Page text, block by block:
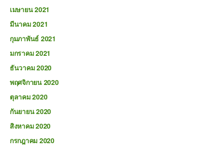
เมษายน 2021
มีนาคม 2021
กุมภาพันธ์ 2021
มกราคม 2021
ธันวาคม 2020
พฤศจิกายน 2020
ตุลาคม 2020
กันยายน 2020
สิงหาคม 2020
กรกฎาคม 2020